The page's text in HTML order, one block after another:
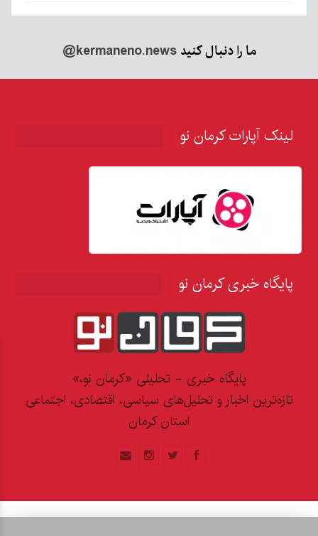
ما را دنبال کنید@kermaneno.news
لینک آپارات کرمان نو
پایگاه خبری کرمان نو
پایگاه خبری - تحلیلی «کرمان نو،»
تازه‌ترین اخبار و تحلیل‌های سیاسی، اقتصادی، اجتماعی
استان کرمان